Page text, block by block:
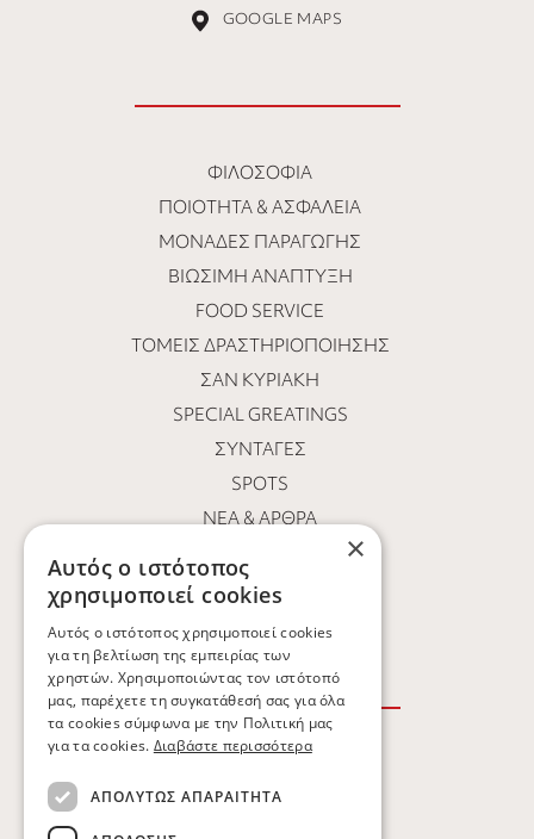
GOOGLE MAPS
ΦΙΛΟΣΟΦΊΑ
ΠΟΙΌΤΗΤΑ & ΑΣΦΆΛΕΙΑ
ΜΟΝΆΔΕΣ ΠΑΡΑΓΩΓΉΣ
ΒΙΏΣΙΜΗ ΑΝΆΠΤΥΞΗ
FOOD SERVICE
ΤΟΜΕΊΣ ΔΡΑΣΤΗΡΙΟΠΟΊΗΣΗΣ
ΣΑΝ ΚΥΡΙΑΚΉ
SPECIAL GREATINGS
ΣΥΝΤΑΓΈΣ
SPOTS
ΝΕΑ & ΑΡΘΡΑ
ΟΙ ΆΝΘΡΩΠΟΙ ΜΑΣ
ΕΥΚΑΙΡΊΕΣ ΚΑΡΙΈΡΑΣ
ΕΠΙΚΟΙΝΩΝΙΑ
ΠΟΛΙΤΙΚΗ ΑΠΟΡΡΗΤΟΥ
×
Αυτός ο ιστότοπος
χρησιμοποιεί cookies
Αυτός ο ιστότοπος χρησιμοποιεί cookies
για τη βελτίωση της εμπειρίας των
χρηστών. Χρησιμοποιώντας τον ιστότοπό
μας, παρέχετε τη συγκατάθεσή σας για όλα
τα cookies σύμφωνα με την Πολιτική μας
για τα cookies. Διαβάστε περισσότερα
ΑΠΟΛΎΤΩΣ ΑΠΑΡΑΊΤΗΤΑ